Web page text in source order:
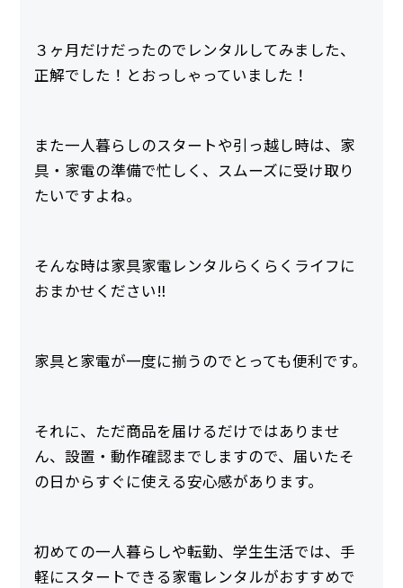
３ヶ月だけだったのでレンタルしてみました、
正解でした！とおっしゃっていました！
また一人暮らしのスタートや引っ越し時は、家
具・家電の準備で忙しく、スムーズに受け取り
たいですよね。
そんな時は家具家電レンタルらくらくライフに
おまかせください‼
家具と家電が一度に揃うのでとっても便利です。
それに、ただ商品を届けるだけではありませ
ん、設置・動作確認までしますので、届いたそ
の日からすぐに使える安心感があります。
初めての一人暮らしや転勤、学生生活では、手
軽にスタートできる家電レンタルがおすすめで